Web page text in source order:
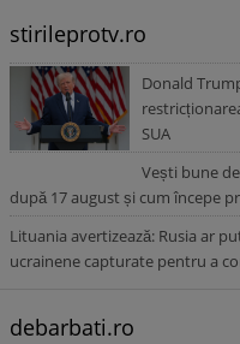
stirileprotv.ro
Donald
SUA
Vești bune
după 17 august și cum începe
Lituania avertizează: Rusia ar
ucrainene capturate pentru a
debarbati.ro